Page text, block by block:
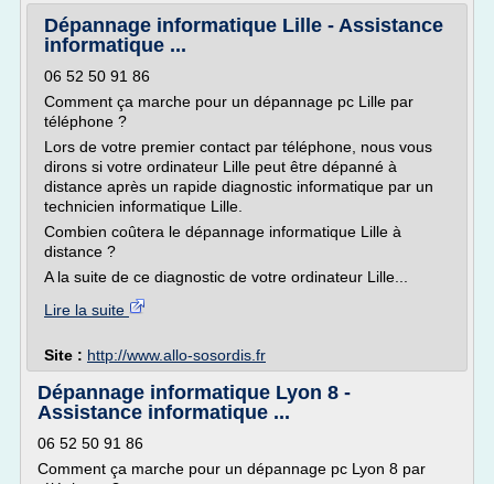
Dépannage informatique Lille - Assistance
informatique ...
06 52 50 91 86
Comment ça marche pour un dépannage pc Lille par
téléphone ?
Lors de votre premier contact par téléphone, nous vous
dirons si votre ordinateur Lille peut être dépanné à
distance après un rapide diagnostic informatique par un
technicien informatique Lille.
Combien coûtera le dépannage informatique Lille à
distance ?
A la suite de ce diagnostic de votre ordinateur Lille...
Lire la suite
Site : http://www.allo-sosordis.fr
Dépannage informatique Lyon 8 -
Assistance informatique ...
06 52 50 91 86
Comment ça marche pour un dépannage pc Lyon 8 par